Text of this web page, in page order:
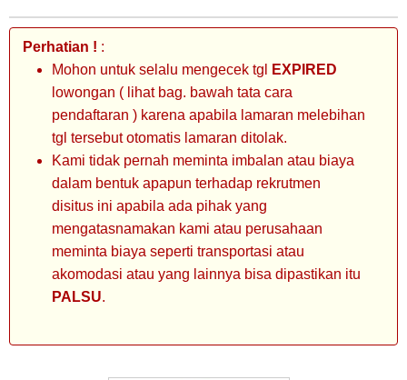
Perhatian ! :
Mohon untuk selalu mengecek tgl
EXPIRED
lowongan ( lihat bag. bawah tata cara
pendaftaran ) karena apabila lamaran melebihan
tgl tersebut otomatis lamaran ditolak.
Kami tidak pernah meminta imbalan atau biaya
dalam bentuk apapun terhadap rekrutmen
disitus ini apabila ada pihak yang
mengatasnamakan kami atau perusahaan
meminta biaya seperti transportasi atau
akomodasi atau yang lainnya bisa dipastikan itu
PALSU.